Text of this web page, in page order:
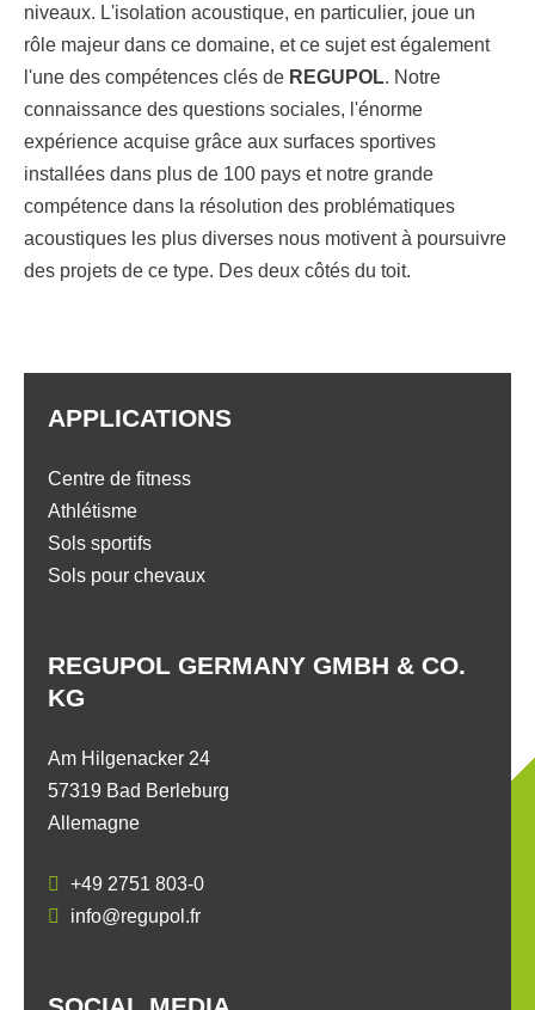
niveaux. L'isolation acoustique, en particulier, joue un
rôle majeur dans ce domaine, et ce sujet est également
l'une des compétences clés de REGUPOL. Notre
connaissance des questions sociales, l'énorme
expérience acquise grâce aux surfaces sportives
installées dans plus de 100 pays et notre grande
compétence dans la résolution des problématiques
acoustiques les plus diverses nous motivent à poursuivre
des projets de ce type. Des deux côtés du toit.
REGUPOL GERMANY GMBH & CO.
KG
Am Hilgenacker 24
57319 Bad Berleburg
Allemagne
+49 2751 803-0
info@regupol.fr
APPLICATIONS
Centre de fitness
Athlétisme
Sols sportifs
Sols pour chevaux